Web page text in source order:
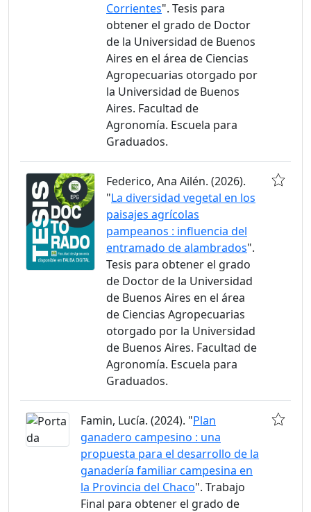
Corrientes". Tesis para
obtener el grado de Doctor
de la Universidad de Buenos
Aires en el área de Ciencias
Agropecuarias otorgado por
la Universidad de Buenos
Aires. Facultad de
Agronomía. Escuela para
Graduados.
Federico, Ana Ailén. (2026).
"La diversidad vegetal en los
paisajes agrícolas
pampeanos : influencia del
entramado de alambrados".
Tesis para obtener el grado
de Doctor de la Universidad
de Buenos Aires en el área
de Ciencias Agropecuarias
otorgado por la Universidad
de Buenos Aires. Facultad de
Agronomía. Escuela para
Graduados.
Famin, Lucía. (2024). "Plan
ganadero campesino : una
propuesta para el desarrollo de la
ganadería familiar campesina en
la Provincia del Chaco". Trabajo
Final para obtener el grado de